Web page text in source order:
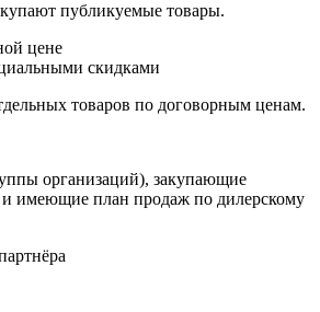
публикуемые товары.
цене
скидками
товаров по договорным ценам.
организаций), закупающие
имеющие план продаж по дилерскому